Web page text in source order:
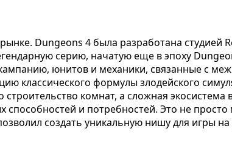
Dungeons 4 была разработана студией
серию, начатую еще в эпоху
юнитов и механики, связанные с
классического формулы злодейского
комнат, а сложная
и потребностей. Это не
создать уникальную нишу для игры на